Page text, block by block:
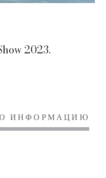
2023.
ИНФОРМАЦИЮ